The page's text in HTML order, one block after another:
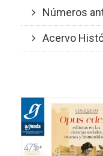
Números
Acervo